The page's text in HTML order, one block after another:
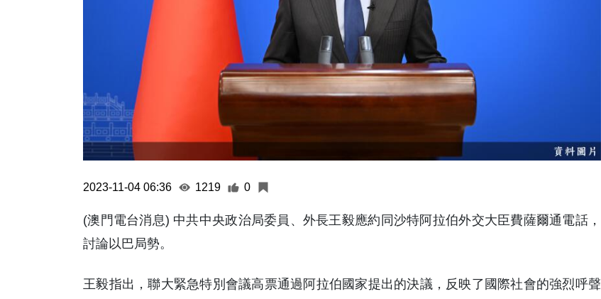
2023-11-04 06:36 1219 0
(澳門電台消息) 中共中央政治局委員、外長王毅應約同沙特阿拉伯外交大臣費薩爾通電話，
討論以巴局勢。
王毅指出，聯大緊急特別會議高票通過阿拉伯國家提出的決議，反映了國際社會的強烈呼聲